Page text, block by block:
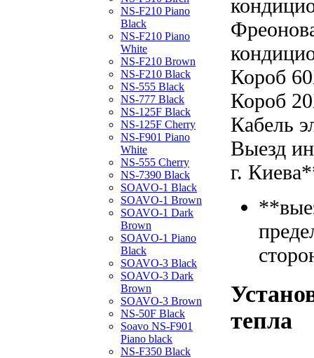
NS-F210 Piano
Black
NS-F210 Piano
White
NS-F210 Brown
NS-F210 Black
NS-555 Black
NS-777 Black
NS-125F Black
NS-125F Cherry
NS-F901 Piano
White
NS-555 Cherry
NS-7390 Black
SOAVO-1 Black
SOAVO-1 Brown
SOAVO-1 Dark
Brown
SOAVO-1 Piano
Black
SOAVO-3 Black
SOAVO-3 Dark
Brown
SOAVO-3 Brown
NS-50F Black
Soavo NS-F901
Piano black
NS-F350 Black
Короб
Короб
Кабель
Выезд
г.
тепла